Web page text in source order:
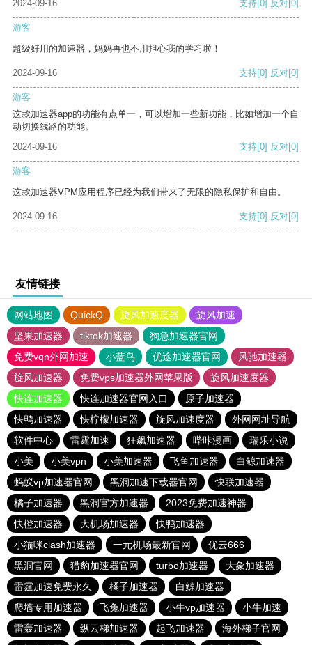
2024-09-16
支持[0] 反对[0]
游客
超级好用的加速器，妈妈再也不用担心我的学习啦！
2024-09-16 支持[0] 反对[0]
游客
这款加速器app的功能有点单一，可以增加一些新功能，比如增加一个自
动切换线路的功能。
2024-09-16
支持[0] 反对[0]
游客
这款加速器VPM应用程序已经为我们带来了无限的隐私保护和自由。
2024-09-16 支持[0] 反对[0]
友情链接
网站地图 QuickQ 旋风加速度器
旋风加速
坚果加速器
tiktok加速器
狗急加速器官网
免费vqn外网加速
小蓝鸟 优途加速器官网
风驰加速器
旋风加速器
免费vps加速器外网苹果版
旋风加速度器
快连加速器
快连加速器官网入口
原子加速器
快鸭加速器
快柠檬加速器 旋风加速度器
外网网址导航
软件中心
雷霆加速 狂飙加速器 哔咔漫画
瑞乐小说
小美
小美vpn 小美加速器 飞鱼加速器
白鲸加速器
蚂蚁vp加速器官网
黑洞加速下载器官网
快联加速器
橘子加速器
黑洞官方加速器
2023免费加速神器
快橙加速器
大机场加速器
快鸭加速器
小猫咪ciash加速器
一元机场最新官网
优云666
黑洞官网
猎豹加速器官网 turbo加速器
大象加速器
雷霆加速免费永久
橘子加速器
白鲸加速器
爬墙专用加速器
飞兔加速器 小牛vp加速器
小牛加速
雷轰加速器
纵云梯加速器 起飞加速器
海外梯子官网